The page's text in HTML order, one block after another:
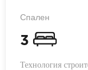
Спален
3
Технология